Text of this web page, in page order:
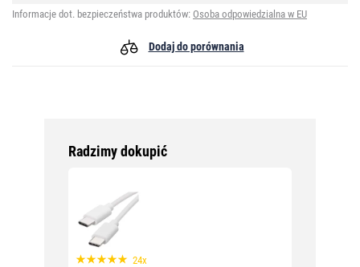
Informacje dot. bezpieczeństwa produktów: Osoba odpowiedzialna w EU
Dodaj do porównania
Radzimy dokupić
24x